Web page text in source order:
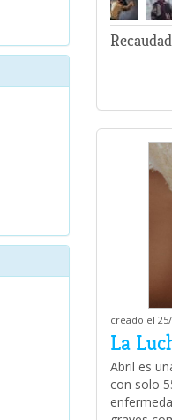
creado el
La
Abril es
con solo